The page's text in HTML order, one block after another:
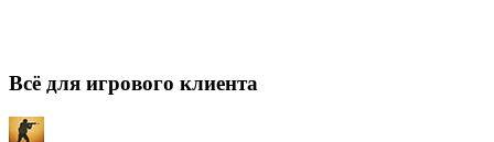
Всё для игрового клиента